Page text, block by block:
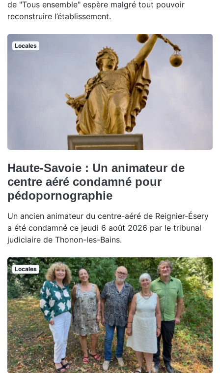
de "Tous ensemble" espère malgré tout pouvoir
reconstruire l’établissement.
Locales
Haute-Savoie : Un animateur de
centre aéré condamné pour
pédopornographie
Un ancien animateur du centre-aéré de Reignier-Ésery
a été condamné ce jeudi 6 août 2026 par le tribunal
judiciaire de Thonon-les-Bains.
Locales